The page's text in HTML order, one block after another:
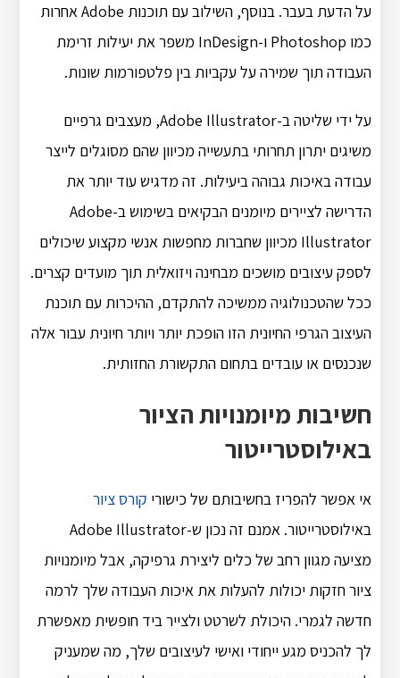
על הדעת בעבר. בנוסף, השילוב עם תוכנות Adobe אחרות
כמו Photoshop ו-InDesign משפר את יעילות זרימת
העבודה תוך שמירה על עקביות בין פלטפורמות שונות.
על ידי שליטה ב-Adobe Illustrator, מעצבים גרפיים
משיגים יתרון תחרותי בתעשייה מכיוון שהם מסוגלים לייצר
עבודה באיכות גבוהה ביעילות. זה מדגיש עוד יותר את
הדרישה לציירים מיומנים הבקיאים בשימוש ב-Adobe
Illustrator מכיוון שחברות מחפשות אנשי מקצוע שיכולים
לספק עיצובים מושכים מבחינה ויזואלית תוך מועדים קצרים.
ככל שהטכנולוגיה ממשיכה להתקדם, ההיכרות עם תוכנת
העיצוב הגרפי החיונית הזו הופכת יותר ויותר חיונית עבור אלה
שנכנסים או עובדים בתחום התקשורת החזותית.
חשיבות מיומנויות הציור
באילוסטרייטור
אי אפשר להפריז בחשיבותם של כישורי קורס ציור
באילוסטרייטור. אמנם זה נכון ש-Adobe Illustrator
מציעה מגוון רחב של כלים ליצירת גרפיקה, אבל מיומנויות
ציור חזקות יכולות להעלות את איכות העבודה שלך לרמה
חדשה לגמרי. היכולת לשרטט ולצייר ביד חופשית מאפשרת
לך להכניס מגע ייחודי ואישי לעיצובים שלך, מה שמעניק